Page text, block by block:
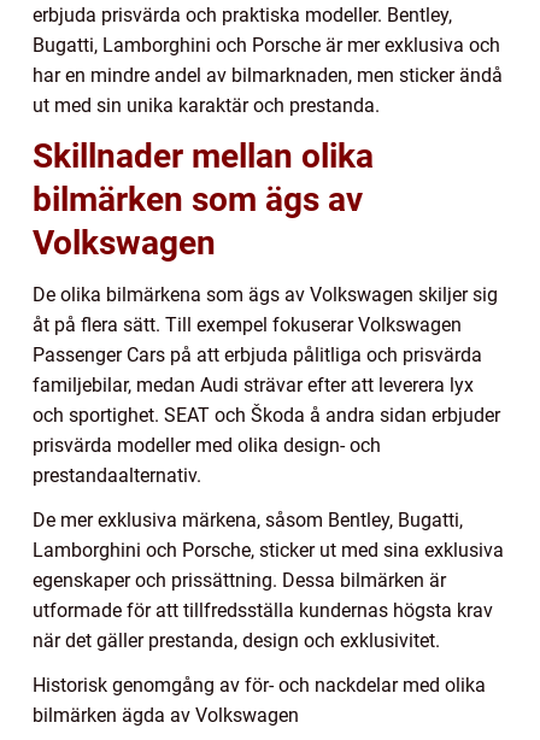
erbjuda prisvärda och praktiska modeller. Bentley,
Bugatti, Lamborghini och Porsche är mer exklusiva och
har en mindre andel av bilmarknaden, men sticker ändå
ut med sin unika karaktär och prestanda.
Skillnader mellan olika
bilmärken som ägs av
Volkswagen
De olika bilmärkena som ägs av Volkswagen skiljer sig
åt på flera sätt. Till exempel fokuserar Volkswagen
Passenger Cars på att erbjuda pålitliga och prisvärda
familjebilar, medan Audi strävar efter att leverera lyx
och sportighet. SEAT och Škoda å andra sidan erbjuder
prisvärda modeller med olika design- och
prestandaalternativ.
De mer exklusiva märkena, såsom Bentley, Bugatti,
Lamborghini och Porsche, sticker ut med sina exklusiva
egenskaper och prissättning. Dessa bilmärken är
utformade för att tillfredsställa kundernas högsta krav
när det gäller prestanda, design och exklusivitet.
Historisk genomgång av för- och nackdelar med olika
bilmärken ägda av Volkswagen